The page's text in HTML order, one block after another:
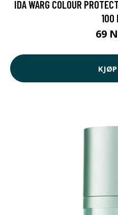
IDA WARG COLOUR
100
69